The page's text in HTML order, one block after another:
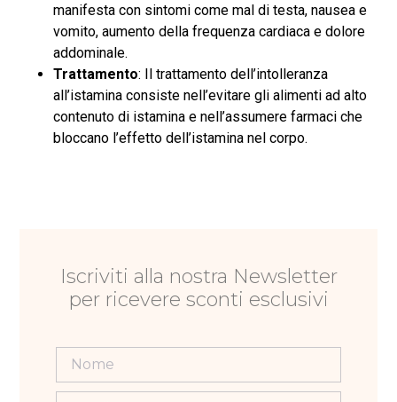
manifesta con sintomi come mal di testa, nausea e
vomito, aumento della frequenza cardiaca e dolore
addominale.
Trattamento: Il trattamento dell’intolleranza
all’istamina consiste nell’evitare gli alimenti ad alto
contenuto di istamina e nell’assumere farmaci che
bloccano l’effetto dell’istamina nel corpo.
Iscriviti alla nostra Newsletter
per ricevere sconti esclusivi